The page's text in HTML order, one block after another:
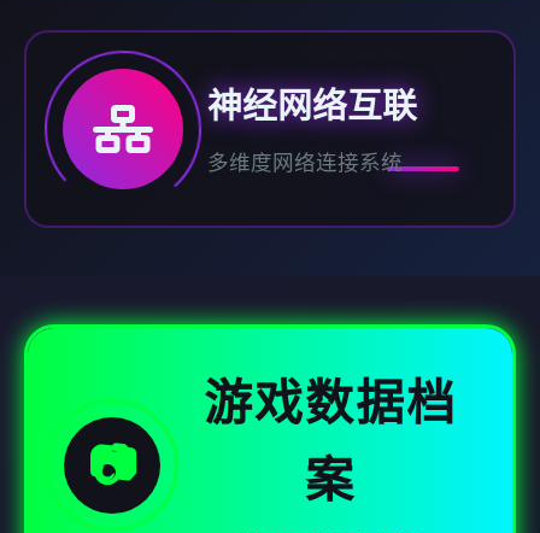
神经网络互联
多维度网络连接系统
📷
游戏数据档
案